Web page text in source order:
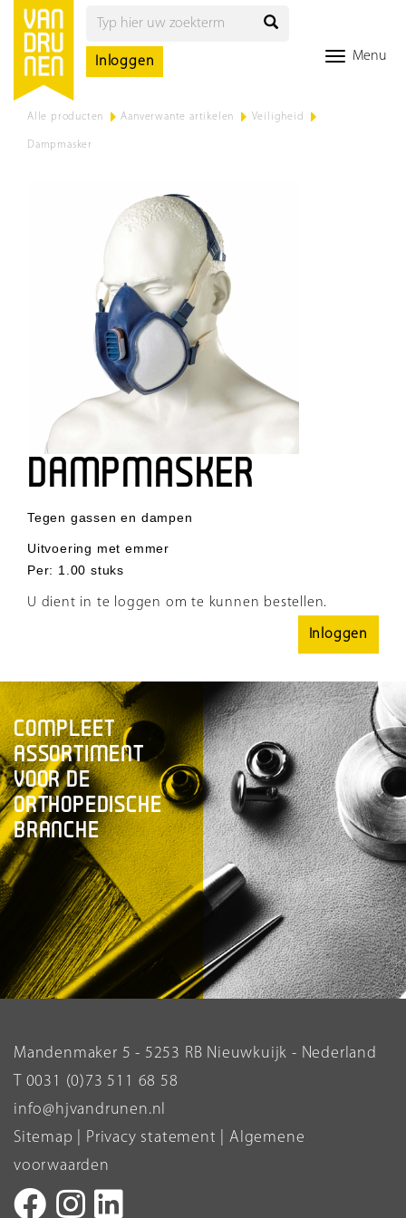
Menu
Inloggen
Alle producten > Aanverwante artikelen > Veiligheid >
Dampmasker
DAMPMASKER
Tegen gassen en dampen
Uitvoering met emmer
Per: 1.00 stuks
U dient in te loggen om te kunnen bestellen.
Inloggen
COMPLEET
ASSORTIMENT
VOOR DE
ORTHOPEDISCHE
BRANCHE
Mandenmaker 5 - 5253 RB Nieuwkuijk - Nederland
T 0031 (0)73 511 68 58
info@hjvandrunen.nl
Sitemap
Privacy statement |Algemene
voorwaarden